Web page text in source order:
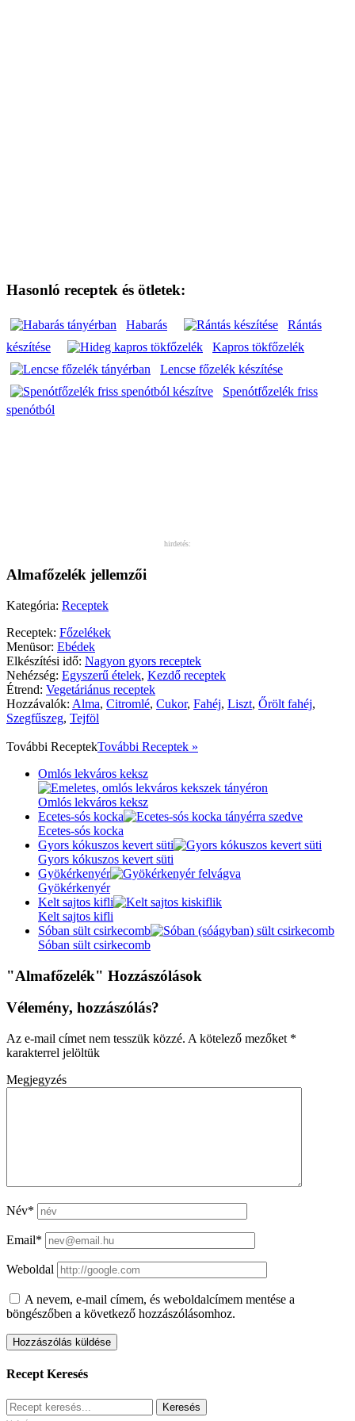
Hasonló receptek és ötletek:
Habarás
Rántás
készítése
Kapros tökfőzelék
Lencse főzelék készítése
Spenótfőzelék friss
spenótból
hirdetés:
Almafőzelék jellemzői
Kategória: Receptek
Receptek: Főzelékek
Menüsor: Ebédek
Elkészítési idő: Nagyon gyors receptek
Nehézség: Egyszerű ételek, Kezdő receptek
Étrend: Vegetáriánus receptek
Hozzávalók: Alma, Citromlé, Cukor, Fahéj, Liszt, Őrölt fahéj,
Szegfűszeg, Tejföl
További ReceptekTovábbi Receptek »
Omlós lekváros keksz
Omlós lekváros keksz
Ecetes-sós kocka
Ecetes-sós kocka
Gyors kókuszos kevert süti
Gyors kókuszos kevert süti
Gyökérkenyér
Gyökérkenyér
Kelt sajtos kifli
Kelt sajtos kifli
Sóban sült csirkecomb
Sóban sült csirkecomb
"Almafőzelék" Hozzászólások
Vélemény, hozzászólás?
Az e-mail címet nem tesszük közzé. A kötelező mezőket *
karakterrel jelöltük
Megjegyzés
Név*
Email*
Weboldal
A nevem, e-mail címem, és weboldalcímem mentése a
böngészőben a következő hozzászólásomhoz.
Recept Keresés